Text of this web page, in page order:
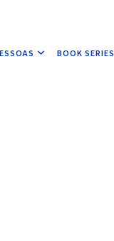
BOOK SERIES